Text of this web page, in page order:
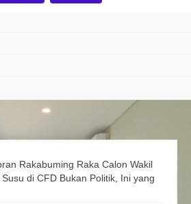
Rakabuming Raka Calon Wakil
di CFD Bukan Politik, Ini yang